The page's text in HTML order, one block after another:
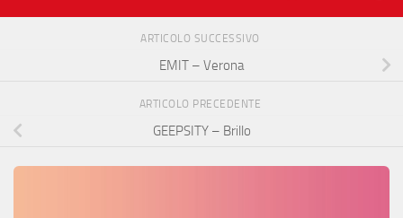
ARTICOLO SUCCESSIVO
EMIT – Verona
ARTICOLO PRECEDENTE
GEEPSITY – Brillo